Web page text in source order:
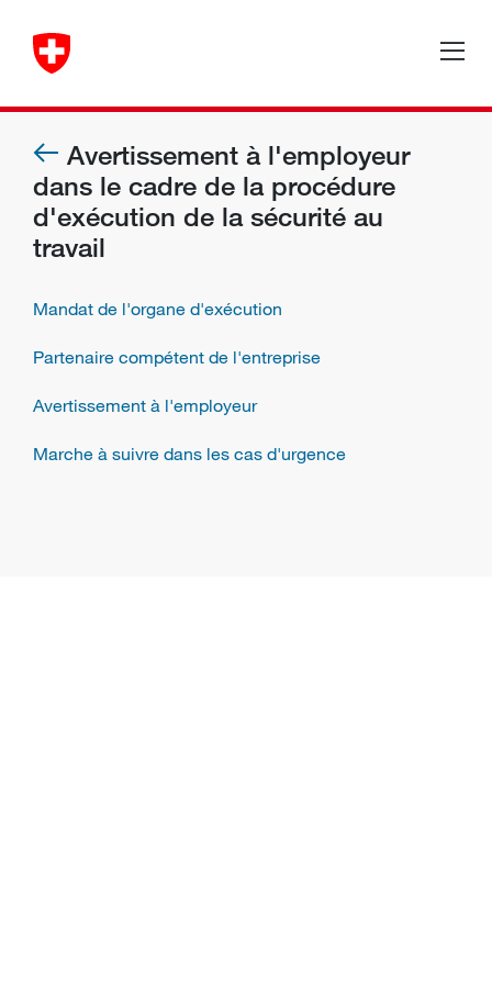
Avertissement à l'employeur
dans le cadre de la procédure
d'exécution de la sécurité au
travail
Mandat de l'organe d'exécution
Partenaire compétent de l'entreprise
Avertissement à l'employeur
Marche à suivre dans les cas d'urgence